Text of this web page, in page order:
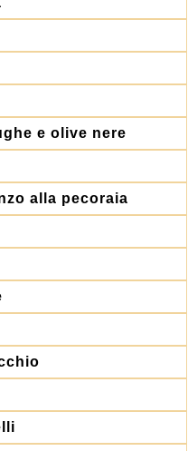
e olive nere
alla pecoraia